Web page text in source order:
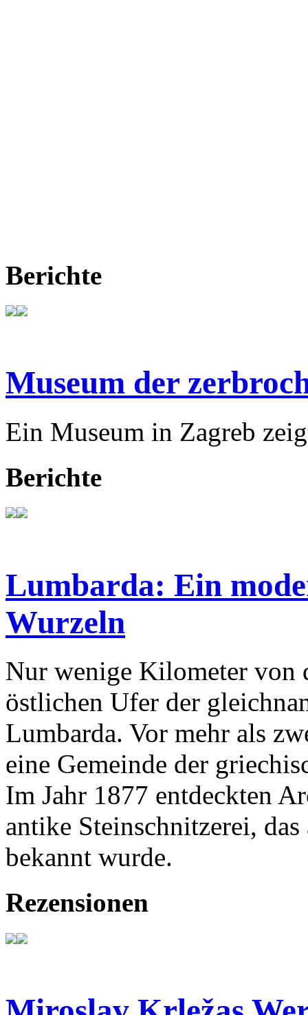
Berichte
Museum der
Ein Museum in Zagreb
Berichte
Lumbarda: Ein
Wurzeln
Nur wenige Kilometer von
östlichen Ufer der
Lumbarda. Vor mehr als
eine Gemeinde der
Im Jahr 1877 entdeckten
antike Steinschnitzerei,
bekannt wurde.
Rezensionen